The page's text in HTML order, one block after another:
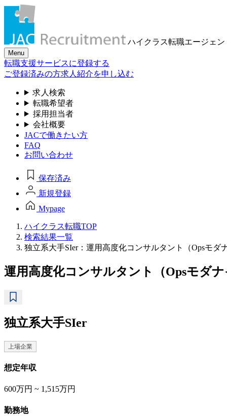
ハイクラス転職エージェン
Menu
転職支援サービスに登録する
ご登録済みの方求人紹介を申し込む
求人検索
転職希望者
採用担当者
会社概要
JACで働きたい方
FAQ
お問い合わせ
保存済み
新規登録
Mypage
ハイクラス転職TOP
検索結果一覧
独立系大手SIer：運用高度化コンサルタント（Opsモ
運用高度化コンサルタント（Opsモダ
独立系大手SIer
上場企業
想定年収
600万円 ~ 1,515万円
勤務地